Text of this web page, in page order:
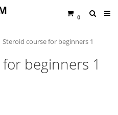
0
Steroid course for beginners 1
beginners 1